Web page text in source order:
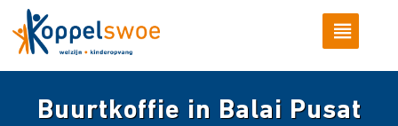
Buurtkoffie in Balai Pusat